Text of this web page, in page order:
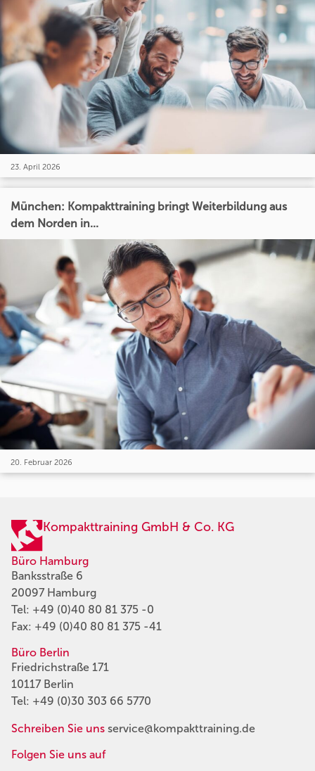
23. April 2026
München: Kompakttraining bringt Weiterbildung aus
dem Norden in...
20. Februar 2026
Kompakttraining GmbH & Co. KG
Büro Hamburg
Banksstraße 6
20097 Hamburg
Tel: +49 (0)40 80 81 375 -0
Fax: +49 (0)40 80 81 375 -41
Büro Berlin
Friedrichstraße 171
10117 Berlin
Tel: +49 (0)30 303 66 5770
Schreiben Sie uns service@kompakttraining.de
Folgen Sie uns auf